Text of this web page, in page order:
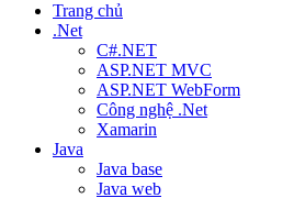
Trang chủ
.Net
C#.NET
ASP.NET MVC
ASP.NET WebForm
Công nghệ .Net
Xamarin
Java
Java base
Java web